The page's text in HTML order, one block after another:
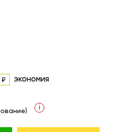
экономия
i